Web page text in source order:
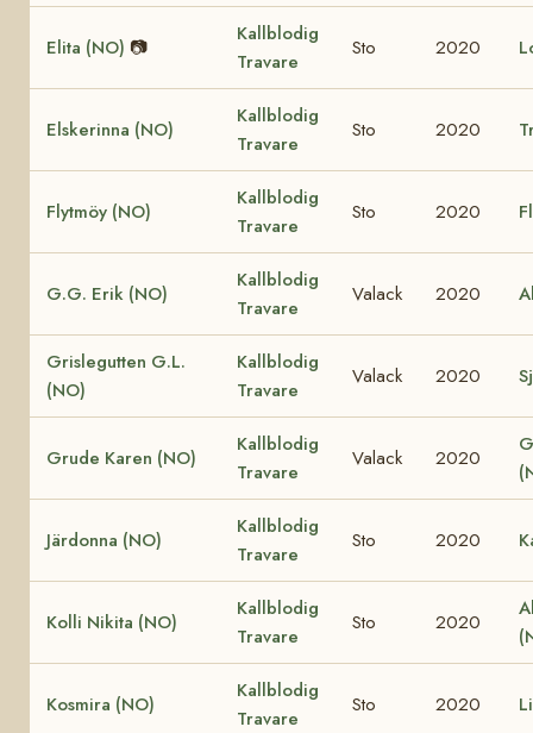
Elita (NO) 📷
Kallblodig
Travare
Sto 2020
Elskerinna (NO)
Kallblodig
Travare
Sto 2020
Flytmöy (NO)
Kallblodig
Travare
Sto 2020
G.G. Erik (NO)
Kallblodig
Travare
Valack 2020
Grislegutten G.L.
(NO)
Kallblodig
Travare
Valack 2020
Grude Karen (NO)
Kallblodig
Travare
Valack 2020
Järdonna (NO)
Kallblodig
Travare
Sto 2020
Kolli Nikita (NO)
Kallblodig
Travare
Sto 2020
Kosmira (NO)
Kallblodig
Travare
Sto 2020